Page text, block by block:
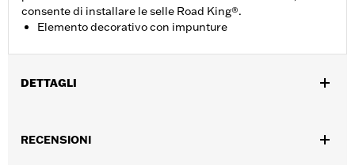
consente di installare le selle Road King®.
Elemento decorativo con impunture
DETTAGLI
Istruzioni di installazione
RECENSIONI